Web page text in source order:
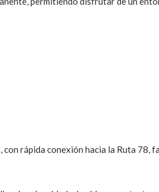
rápida conexión hacia la Ruta 78,